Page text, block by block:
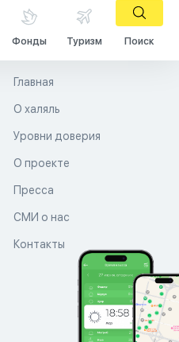
Фонды Туризм Поиск
Главная
О халяль
Уровни доверия
О проекте
Пресса
СМИ о нас
Контакты